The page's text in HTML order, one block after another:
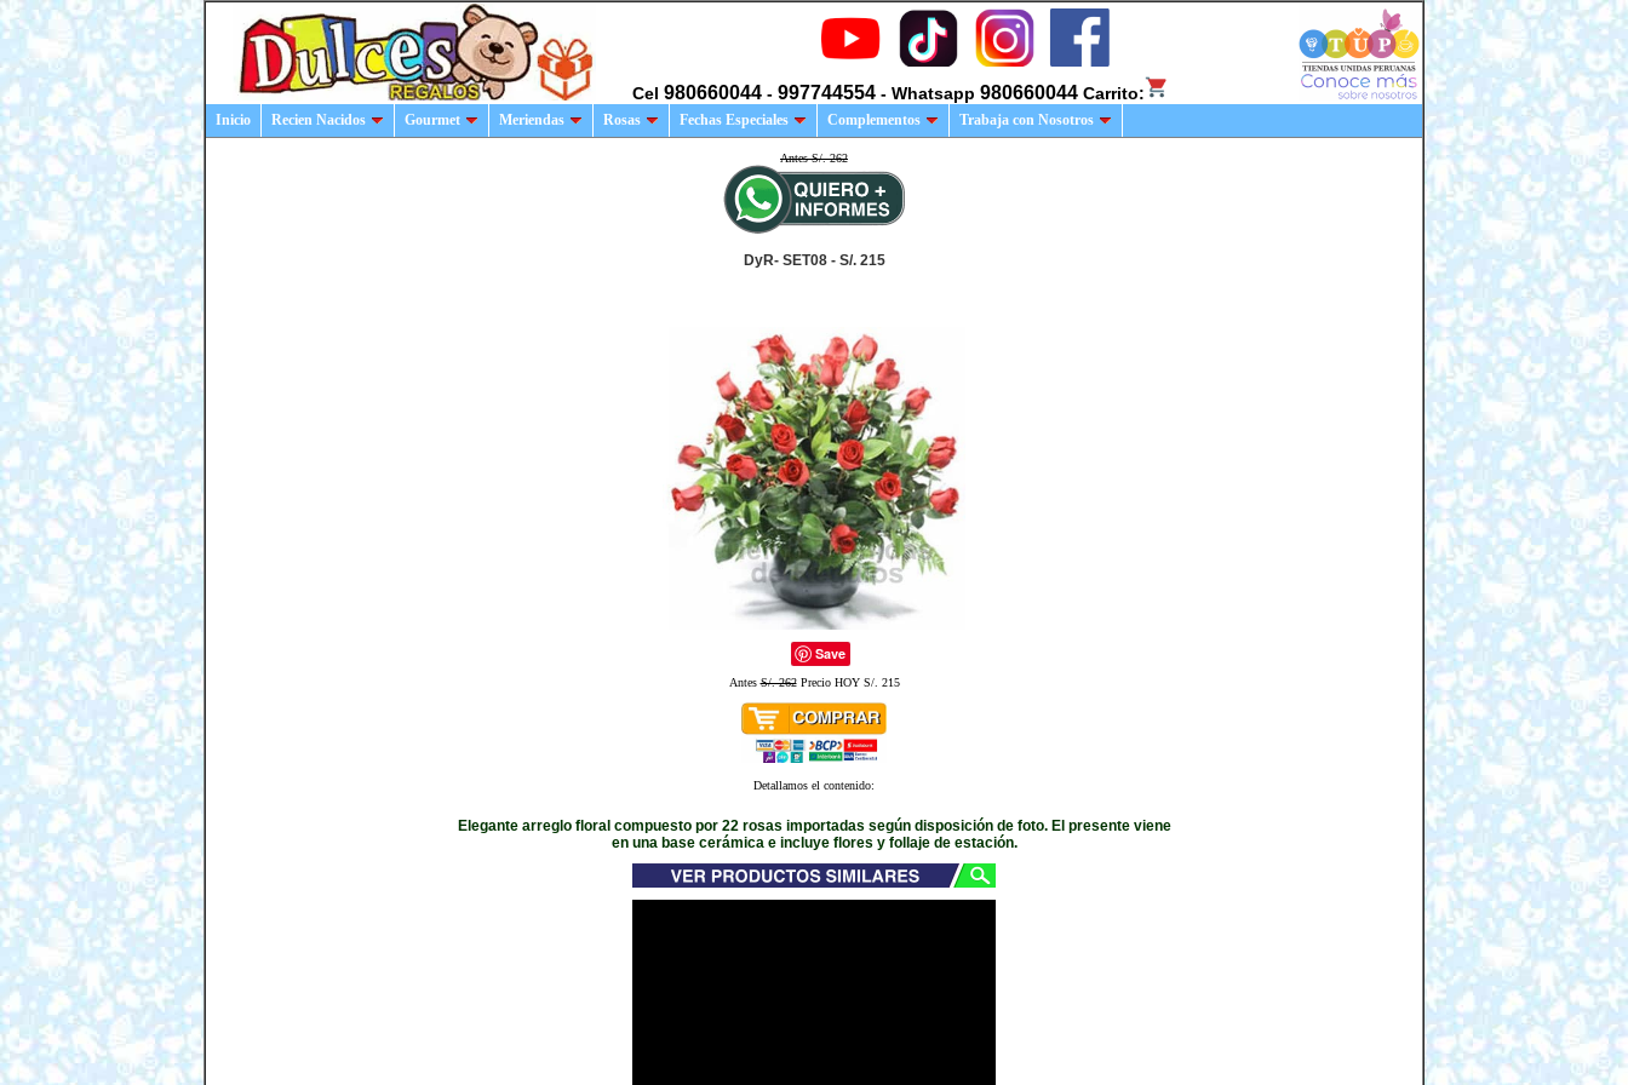
Cel 980660044 - 997744554 - Whatsapp 980660044 Carrito:
Inicio Recien Nacidos Gourmet Meriendas Rosas Fechas Especiales Complementos Trabaja con Nosotros
Antes S/. 262
DyR- SET08 - S/. 215
Save
AntesS/. 262Precio HOY S/. 215
Detallamos el contenido:
Elegante arreglo floral compuesto por 22 rosas importadas según disposición de foto. El presente viene
en una base cerámica e incluye flores y follaje de estación.